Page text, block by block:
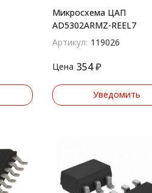
Микросхема ЦАП
AD5302ARMZ-REEL7
Артикул: 119026
Цена 354 ₽
Уведомить